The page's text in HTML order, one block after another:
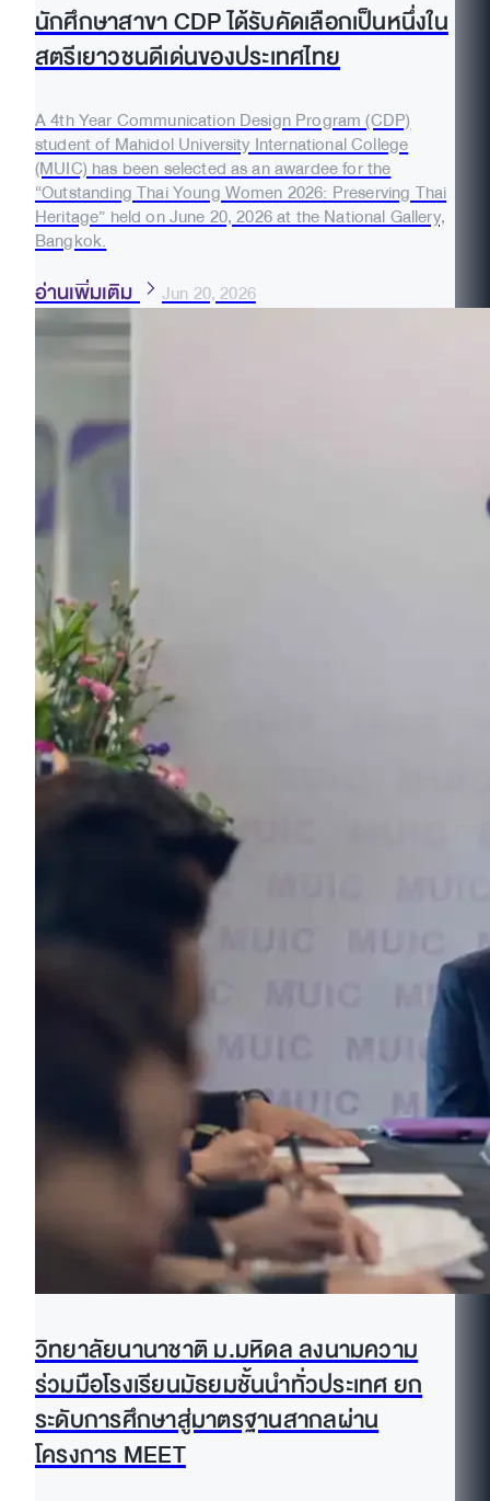
นักศึกษาสาขา CDP ได้รับคัดเลือกเป็นหนึ่งใน
สตรีเยาวชนดีเด่นของประเทศไทย
A 4th Year Communication Design Program (CDP)
student of Mahidol University International College
(MUIC) has been selected as an awardee for the
“Outstanding Thai Young Women 2026: Preserving Thai
Heritage” held on June 20, 2026 at the National Gallery,
Bangkok.
อ่านเพิ่มเติม Jun 20, 2026
วิทยาลัยนานาชาติ ม.มหิดล ลงนามความ
ร่วมมือโรงเรียนมัธยมชั้นนำทั่วประเทศ ยก
ระดับการศึกษาสู่มาตรฐานสากลผ่าน
โครงการ MEET